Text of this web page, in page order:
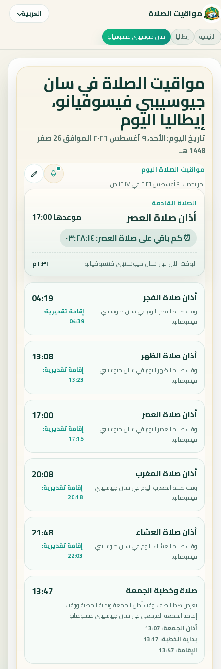
مواقيت الصلاة العربية
الرئيسية إيطاليا سان جيوسيببي فيسوفيانو
مواقيت الصلاة في سان
جيوسيببي فيسوفيانو،
إيطاليا اليوم
تاريخ اليوم: الأحد، ٩ أغسطس ٢٠٢٦ الموافق 26 صفر
1448 هـ.
مواقيت الصلاة اليوم
آخر تحديث: ٩ أغسطس ٢٠٢٦ في ١٢:١٧ ص
الصلاة القادمة
أذان صلاة العصر موعدها 17:00
⏰ كم باقي على صلاة العصر: ٠٣:٢٨:١٣
الوقت الآن في سان جيوسيببي فيسوفيانو ١:٣١ م
أذان صلاة الفجر
وقت صلاة الفجر اليوم في سان جيوسيببي
فيسوفيانو.
04:19
إقامة تقديرية:
04:39
أذان صلاة الظهر
وقت صلاة الظهر اليوم في سان جيوسيببي
فيسوفيانو.
13:08
إقامة تقديرية:
13:23
أذان صلاة العصر
وقت صلاة العصر اليوم في سان جيوسيببي
فيسوفيانو.
17:00
إقامة تقديرية:
17:15
أذان صلاة المغرب
وقت صلاة المغرب اليوم في سان جيوسيببي
فيسوفيانو.
20:08
إقامة تقديرية:
20:18
أذان صلاة العشاء
وقت صلاة العشاء اليوم في سان جيوسيببي
فيسوفيانو.
21:48
إقامة تقديرية:
22:03
صلاة وخطبة الجمعة
يعرض هذا الصف وقت أذان الجمعة وبداية الخطبة ووقت
إقامة الجمعة المرجعي في سان جيوسيببي فيسوفيانو.
أذان الجمعة:
13:07
بداية الخطبة:
13:17
الإقامة:
13:47
13:47